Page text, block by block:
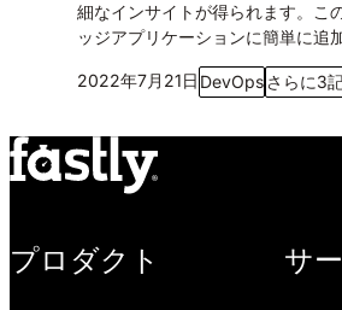
細なインサイトが得られます。こ
ッジアプリケーションに簡単に追
2022年7月21日 DevOpsさらに3
プロダクト サ